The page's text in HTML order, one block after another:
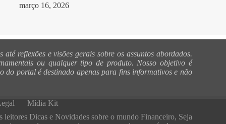
março 16, 2026
reflexões e visões gerais sobre os assuntos abordados.
ou qualquer tipo de produto. Nosso objetivo é
do portal é destinado apenas para fins informativos e não
Mídia Kit
Dicas e Novidades sobre o mundo Financeiro, Seja